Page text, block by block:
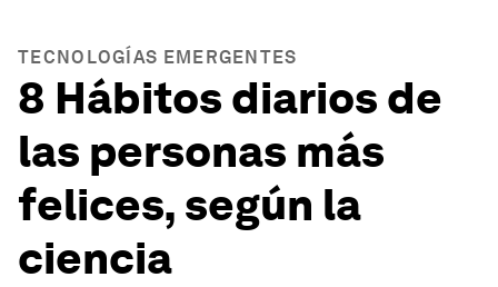
TECNOLOGÍAS EMERGENTES
8 Hábitos diarios de
las personas más
felices, según la
ciencia